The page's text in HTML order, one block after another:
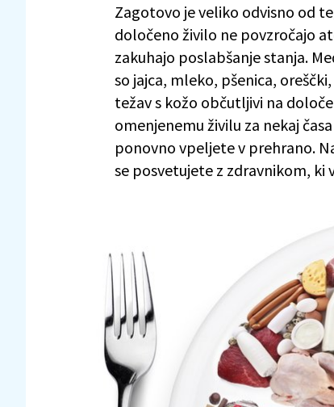
Zagotovo je veliko odvisno od
določeno živilo ne povzročajo
zakuhajo poslabšanje stanja.
so jajca, mleko, pšenica,
težav s kožo občutljivi na
omenjenemu živilu za nekaj
ponovno vpeljete v prehrano.
se posvetujete z zdravnikom, ki